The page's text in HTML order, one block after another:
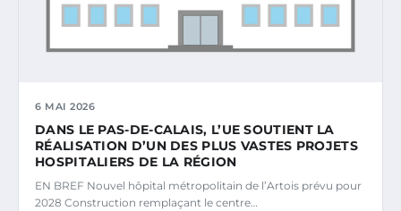
6 MAI 2026
DANS LE PAS-DE-CALAIS, L’UE SOUTIENT LA
RÉALISATION D’UN DES PLUS VASTES PROJETS
HOSPITALIERS DE LA RÉGION
EN BREF Nouvel hôpital métropolitain de l’Artois prévu pour
2028 Construction remplaçant le centre…